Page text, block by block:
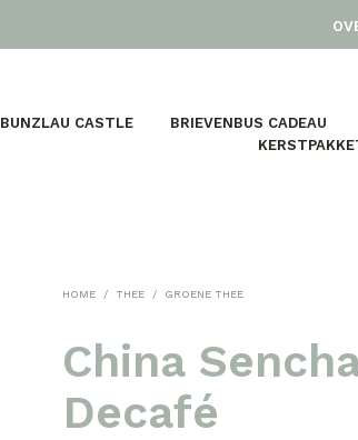
BUNZLAU CASTLE BRIEVENBUS CADEAU
HOME / THEE / GROENE THEE
China
Decafé